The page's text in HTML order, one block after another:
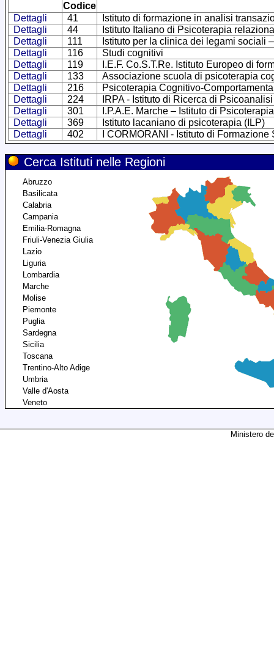
Codice
Dettagli
41
Istituto di formazione in analisi
Dettagli
44
Istituto Italiano di Psicoterapia
Dettagli
111
Istituto per la clinica dei legami sociali
Dettagli
116
Studi cognitivi
Dettagli
119
I.E.F. Co.S.T.Re. Istituto Europeo di
Dettagli
133
Associazione scuola di psicoterapia
Dettagli
216
Psicoterapia Cognitivo-
Dettagli
224
IRPA - Istituto di Ricerca di
Dettagli
301
I.P.A.E. Marche – Istituto di
Dettagli
369
Istituto lacaniano di psicoterapia (ILP)
Dettagli
402 I CORMORANI - Istituto di Formazione
Cerca Istituti nelle Regioni
Abruzzo
Basilicata
Calabria
Campania
Emilia-Romagna
Friuli-Venezia Giulia
Lazio
Liguria
Lombardia
Marche
Molise
Piemonte
Puglia
Sardegna
Sicilia
Toscana
Trentino-Alto Adige
Umbria
Valle d'Aosta
Veneto
Ministero